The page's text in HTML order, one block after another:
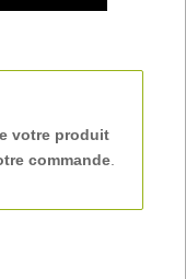
votre produit
commande